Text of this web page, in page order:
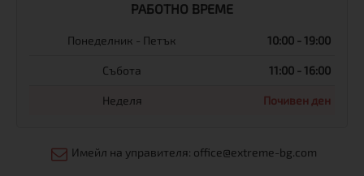
РАБОТНО ВРЕМЕ
Понеделник - Петък 10:00 - 19:00
Събота 11:00 - 16:00
Неделя Почивен ден
Имейл на управителя: office@extreme-bg.com